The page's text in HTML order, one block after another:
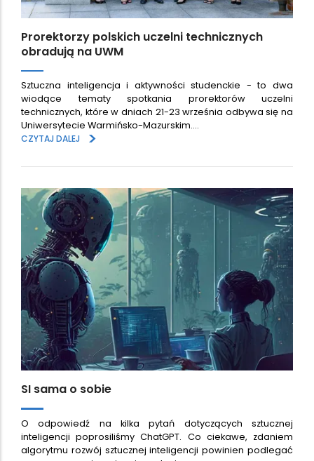
Prorektorzy polskich uczelni technicznych
obradują na UWM
Sztuczna inteligencja i aktywności studenckie - to dwa
wiodące tematy spotkania prorektorów uczelni
technicznych, które w dniach 21-23 września odbywa się na
Uniwersytecie Warmińsko-Mazurskim.…
CZYTAJ DALEJ
>
SI sama o sobie
O odpowiedź na kilka pytań dotyczących sztucznej
inteligencji poprosiliśmy ChatGPT. Co ciekawe, zdaniem
algorytmu rozwój sztucznej inteligencji powinien podlegać